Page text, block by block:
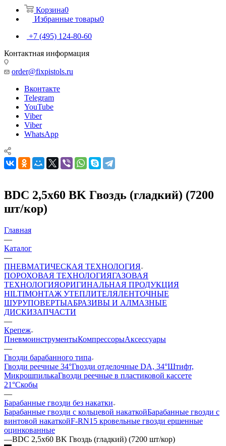
Корзина0
Избранные товары0
+7 (495) 124-80-60
Контактная информация
order@fixpistols.ru
Вконтакте
Telegram
YouTube
Viber
Viber
WhatsApp
BDC 2,5x60 BK Гвоздь (гладкий) (7200
шт/кор)
Главная
—
Каталог
—
ПНЕВМАТИЧЕСКАЯ ТЕХНОЛОГИЯ
ПОРОХОВАЯ ТЕХНОЛОГИЯГАЗОВАЯ
ТЕХНОЛОГИЯОРИГИНАЛЬНАЯ ПРОДУКЦИЯ
HILTIМОНТАЖ УТЕПЛИТЕЛЯЛЕНТОЧНЫЕ
ШУРУПОВЕРТЫАБРАЗИВЫ И АЛМАЗНЫЕ
ДИСКИЗАПЧАСТИ
—
Крепеж
ПневмоинструментыКомпрессорыАксессуары
—
Гвозди барабанного типа
Гвозди реечные 34°Гвозди отделочные DA, 34°Штифт,
МикрошпилькаГвозди реечные в пластиковой кассете
21°Скобы
—
Барабанные гвозди без накатки
Барабанные гвозди с кольцевой накаткойБарабанные гвозди с
винтовой накаткойF-RN15 кровельные гвозди ершенные
оцинкованные
—BDC 2,5x60 BK Гвоздь (гладкий) (7200 шт/кор)